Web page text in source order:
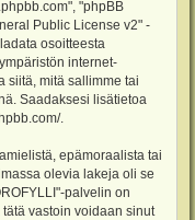
"phpBB
Public License v2" -
osoitteesta
internet-
siitä, mitä sallimme tai
Saadaksesi lisätietoa
.
epämoraalista tai
olevia lakeja oli se
palvelin on
vastoin voidaan sinut